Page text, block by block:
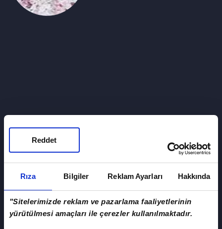
Rıza Bilgiler Reklam Ayarları Hakkında
"Sitelerimizde reklam ve pazarlama faaliyetlerinin
yürütülmesi amaçları ile çerezler kullanılmaktadır.
Reddet
EZEL DİZİSİ OYUNCULAR